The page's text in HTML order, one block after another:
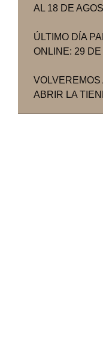
AL 18 DE
ÚLTIMO DÍA
ONLINE: 29 DE
VOLVEREMOS
ABRIR LA